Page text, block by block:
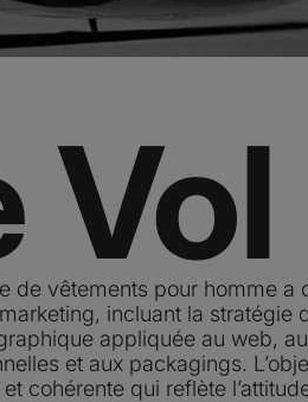
Vol
de vêtements pour homme a
incluant la stratégie
appliquée au web,
et aux packagings.
cohérente qui reflète